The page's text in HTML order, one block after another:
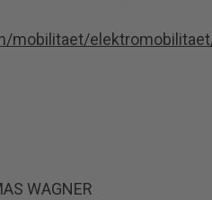
mobilitaet/
WAGNER